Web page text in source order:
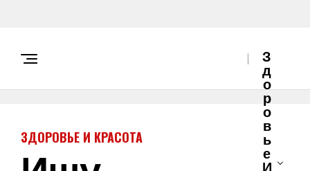
З
Д
О
Р
О
В
Ь
Е
ЗДОРОВЬЕ И КРАСОТА